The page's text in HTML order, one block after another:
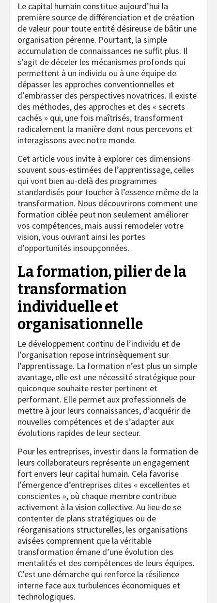
Le capital humain constitue aujourd’hui la
première source de différenciation et de création
de valeur pour toute entité désireuse de bâtir une
organisation pérenne. Pourtant, la simple
accumulation de connaissances ne suffit plus. Il
s’agit de déceler les mécanismes profonds qui
permettent à un individu ou à une équipe de
dépasser les approches conventionnelles et
d’embrasser des perspectives novatrices. Il existe
des méthodes, des approches et des « secrets
cachés » qui, une fois maîtrisés, transforment
radicalement la manière dont nous percevons et
interagissons avec notre monde.
Cet article vous invite à explorer ces dimensions
souvent sous-estimées de l’apprentissage, celles
qui vont bien au-delà des programmes
standardisés pour toucher à l’essence même de la
transformation. Nous découvrirons comment une
formation ciblée peut non seulement améliorer
vos compétences, mais aussi remodeler votre
vision, vous ouvrant ainsi les portes
d’opportunités insoupçonnées.
La formation, pilier de la
transformation
individuelle et
organisationnelle
Le développement continu de l’individu et de
l’organisation repose intrinsèquement sur
l’apprentissage. La formation n’est plus un simple
avantage, elle est une nécessité stratégique pour
quiconque souhaite rester pertinent et
performant. Elle permet aux professionnels de
mettre à jour leurs connaissances, d’acquérir de
nouvelles compétences et de s’adapter aux
évolutions rapides de leur secteur.
Pour les entreprises, investir dans la formation de
leurs collaborateurs représente un engagement
fort envers leur capital humain. Cela favorise
l’émergence d’entreprises dites « excellentes et
conscientes », où chaque membre contribue
activement à la vision collective. Au lieu de se
contenter de plans stratégiques ou de
réorganisations structurelles, les organisations
avisées comprennent que la véritable
transformation émane d’une évolution des
mentalités et des compétences de leurs équipes.
C’est une démarche qui renforce la résilience
interne face aux turbulences économiques et
technologiques.